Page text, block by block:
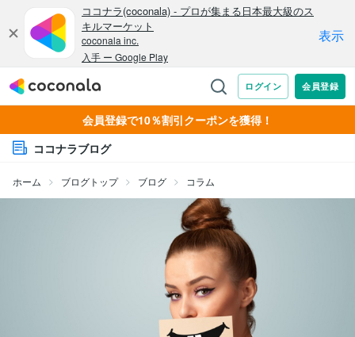
会員登録で10％割引クーポンを獲得！
ココナラブログ
ホーム ブログトップ ブログ コラム